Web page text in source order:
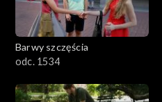
Barwy szczęścia
odc. 1534